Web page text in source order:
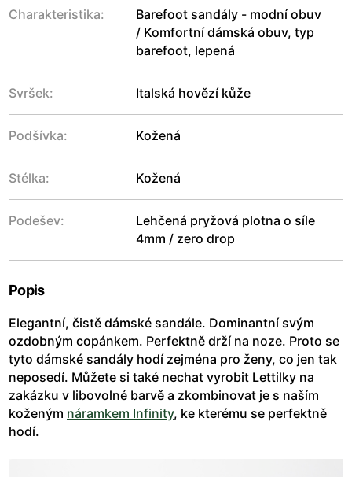
Charakteristika:
Barefoot sandály - modní obuv
/ Komfortní dámská obuv, typ
barefoot, lepená
Svršek: Italská hovězí kůže
Podšívka: Kožená
Stélka: Kožená
Podešev:
Lehčená pryžová plotna o síle
4mm / zero drop
Popis
Elegantní, čistě dámské sandále. Dominantní svým
ozdobným copánkem. Perfektně drží na noze. Proto se
tyto dámské sandály hodí zejména pro ženy, co jen tak
neposedí. Můžete si také nechat vyrobit Lettilky na
zakázku v libovolné barvě a zkombinovat je s naším
koženým náramkem Infinity, ke kterému se perfektně
hodí.